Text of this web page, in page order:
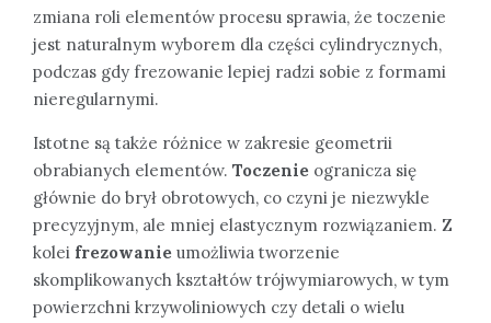
zmiana roli elementów procesu sprawia, że toczenie
jest naturalnym wyborem dla części cylindrycznych,
podczas gdy frezowanie lepiej radzi sobie z formami
nieregularnymi.
Istotne są także różnice w zakresie geometrii
obrabianych elementów. Toczenie ogranicza się
głównie do brył obrotowych, co czyni je niezwykle
precyzyjnym, ale mniej elastycznym rozwiązaniem. Z
kolei frezowanie umożliwia tworzenie
skomplikowanych kształtów trójwymiarowych, w tym
powierzchni krzywoliniowych czy detali o wielu